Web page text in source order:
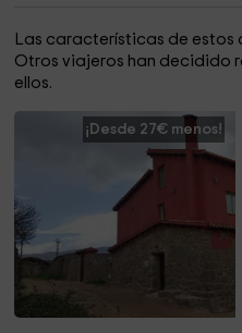
Las características de estos
Otros viajeros han decidido
ellos.
¡Desde 27€ menos!